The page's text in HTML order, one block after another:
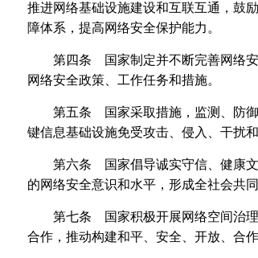
推进网络基础设施建设和互联互通，鼓
障体系，提高网络安全保护能力。
第四条 国家制定并不断完善网络
网络安全政策、工作任务和措施。
第五条 国家采取措施，监测、防
键信息基础设施免受攻击、侵入、干扰
第六条 国家倡导诚实守信、健康
的网络安全意识和水平，形成全社会共
第七条 国家积极开展网络空间治
合作，推动构建和平、安全、开放、合